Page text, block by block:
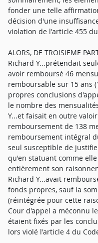
fonder une telle
décision d'une
violation de l'article 455
ALORS, DE TROISIEME
Richard Y...prétendait
avoir remboursé 46
remboursable sur 15 ans
propres conclusions
le nombre des
Y...et faisait en outre
remboursement de 138
remboursement intégral
seul susceptible de
qu'en statuant comme
entièrement son
Richard Y...avait
fonds propres, sauf la
(réintégrée pour cette
Cour d'appel a méconnu
étaient fixés par les
lors violé l'article 4 du